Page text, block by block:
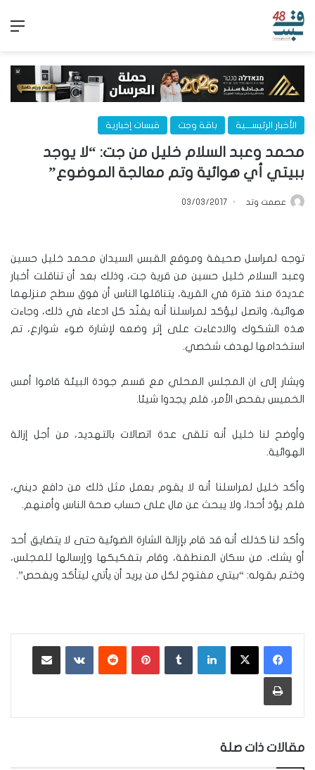
الأخبار الرئيســـية باقة وجت قبسات إخبارية
محمد وعبد السلام خليل من جت: “لا يوجد
ببيتي أي هوائية وتم معالجة الموضوع”
عصمت وتد 03/03/2017
توجه لمراسل صحيفة وموقع القبس السيدان محمد خليل حسين
وعبد السلام خليل حسين من قرية جت، وذلك بعد أن تناقلت أخبار
عديدة منذ فترة في القرية، يتناقلها الناس أن فوق سطح منزلهما
هوائية، واتصل ليؤكد لمراسلنا أنه يفنّد كل ادعاء في ذلك، وجاءت
هذه الشكوك والادعاءت على إثر وضعه لإشارة ضوء شوارع، تم
استخدامها لهدف شخصي.
ويشار إلى ان المجلس المحلي مع قسم جودة البيئة قاموا أمس
الخميس بفحص الأمر، فلم يجدوا شيئا.
وأوضح لنا خليل أنه تلقى عدة اتصالات بالتهديد، من أجل إزالة
الهوائية.
وأكد خليل لمراسلنا أنه لا يقوم بعمل مثل ذلك من دافع ديني،
فلم يؤذ أحدا، ولا يبحث عن مال على حساب صحة الناس وأمنهم.
وأكد لنا كذلك أنه قد قام بإزالة الشارة الضوئية حتى لا يتضايق أحد
أو يشك، من سكان المنطقة، وقام بتفكيكها وإرسالها للمجلس،
وختم بقوله: “بيتي مفتوح لكل من يريد أن يأتي ليتأكد ويفحص”.
لينكدإن بينتيريست ‏VKontakte
طباعة
مقالات ذات صلة